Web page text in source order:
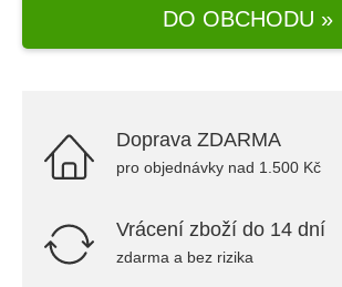
DO OBCHODU »
Doprava ZDARMA
pro objednávky nad 1.500 Kč
Vrácení zboží do 14 dní
zdarma a bez rizika